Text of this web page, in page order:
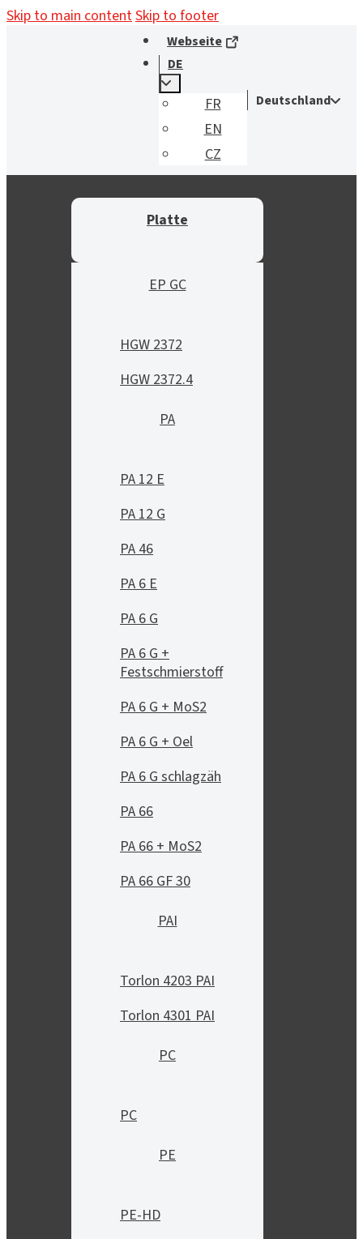
Skip to main contentSkip to footer
Webseite
DE
FR
EN
CZ
Deutschland
Platte
EP GC
HGW 2372
HGW 2372.4
PA
PA 12 E
PA 12 G
PA 46
PA 6 E
PA 6 G
PA 6 G +
Festschmierstoff
PA 6 G + MoS2
PA 6 G + Oel
PA 6 G schlagzäh
PA 66
PA 66 + MoS2
PA 66 GF 30
PAI
Torlon 4203 PAI
Torlon 4301 PAI
PC
PC
PE
PE-HD